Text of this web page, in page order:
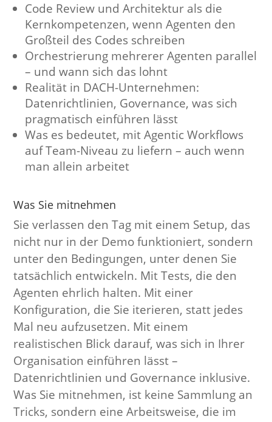
Code Review und Architektur als die
Kernkompetenzen, wenn Agenten den
Großteil des Codes schreiben
Orchestrierung mehrerer Agenten parallel
– und wann sich das lohnt
Realität in DACH-Unternehmen:
Datenrichtlinien, Governance, was sich
pragmatisch einführen lässt
Was es bedeutet, mit Agentic Workflows
auf Team-Niveau zu liefern – auch wenn
man allein arbeitet
Was Sie mitnehmen
Sie verlassen den Tag mit einem Setup, das
nicht nur in der Demo funktioniert, sondern
unter den Bedingungen, unter denen Sie
tatsächlich entwickeln. Mit Tests, die den
Agenten ehrlich halten. Mit einer
Konfiguration, die Sie iterieren, statt jedes
Mal neu aufzusetzen. Mit einem
realistischen Blick darauf, was sich in Ihrer
Organisation einführen lässt –
Datenrichtlinien und Governance inklusive.
Was Sie mitnehmen, ist keine Sammlung an
Tricks, sondern eine Arbeitsweise, die im